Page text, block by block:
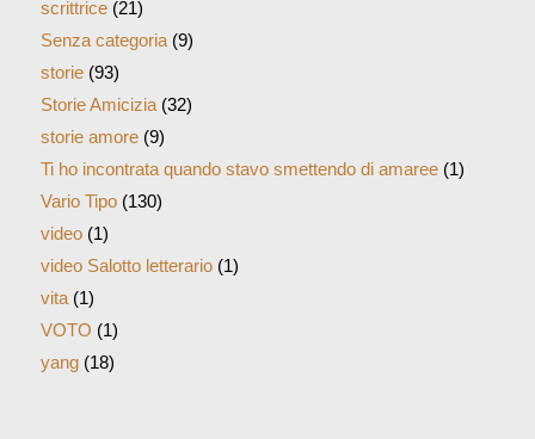
scrittrice(21)
Senza categoria(9)
storie(93)
Storie Amicizia(32)
storie amore(9)
Ti ho incontrata quando stavo smettendo di amaree(1)
Vario Tipo(130)
video(1)
video Salotto letterario(1)
vita(1)
VOTO (1)
yang(18)